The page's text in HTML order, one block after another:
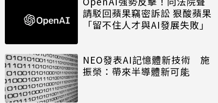
請駁回蘋果竊密訴訟 狠酸蘋果
「留不住人才與AI發展失敗」
NEO發表AI記憶體新技術 施
振榮：帶來半導體新可能